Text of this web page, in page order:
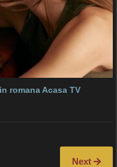
romana Acasa TV
Next